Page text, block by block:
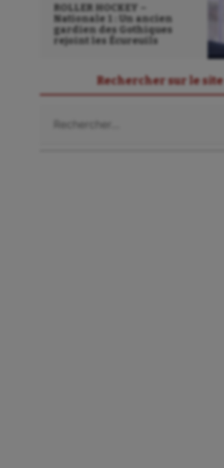
ROLLER HOCKEY –
Nationale 1 : Un ancien
gardien des Gothiques
rejoint les Écureuils
Rechercher sur le site